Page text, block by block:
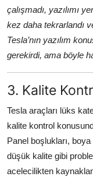
çalışmadı, yazılımı
kez daha tekrarlandı
Tesla’nın yazılım
gerekirdi, ama böyle
3. Kalite
Tesla araçları lüks
kalite kontrol
Panel boşlukları,
düşük kalite gibi
acelecilikten